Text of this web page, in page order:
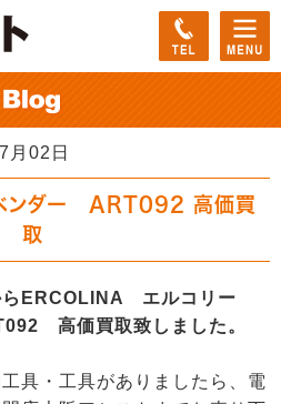
月02日
ンダー ART092 高価買
取
らERCOLINA エルコリー
高価買取致しました。
具・工具がありましたら、電